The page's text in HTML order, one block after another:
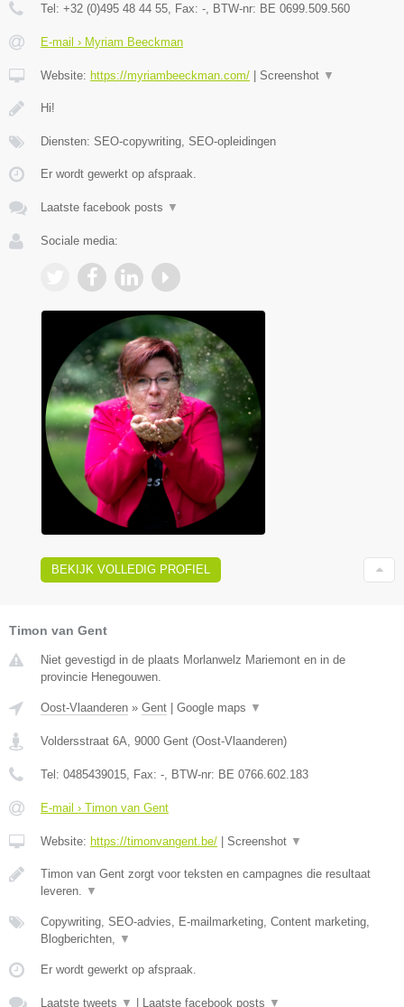
Tel: +32 (0)495 48 44 55 , Fax: - , BTW-nr: BE 0699.509.560
E-mail › Myriam Beeckman
Website: https://myriambeeckman.com/ | Screenshot ▼
Hi!
Diensten: SEO-copywriting, SEO-opleidingen
Er wordt gewerkt op afspraak.
Laatste facebook posts ▼
Sociale media:
BEKIJK VOLLEDIG PROFIEL
Timon van Gent
Niet gevestigd in de plaats Morlanwelz Mariemont en in de
provincie Henegouwen.
Oost-Vlaanderen » Gent | Google maps ▼
Voldersstraat 6A 9000 Gent (Oost-Vlaanderen)
Tel: 0485439015 , Fax: - , BTW-nr: BE 0766.602.183
E-mail › Timon van Gent
Website: https://timonvangent.be/ | Screenshot ▼
Timon van Gent zorgt voor teksten en campagnes die resultaat
leveren.
▼
Copywriting, SEO-advies, E-mailmarketing, Content marketing,
Blogberichten,
▼
Er wordt gewerkt op afspraak.
Laatste tweets ▼ | Laatste facebook posts ▼